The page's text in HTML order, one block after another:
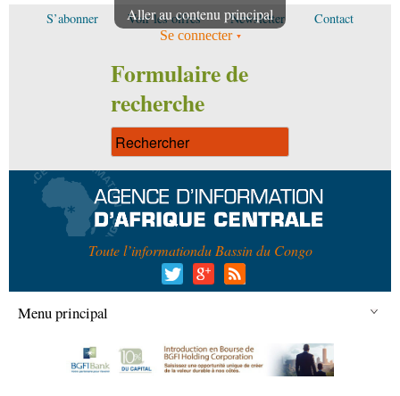
Aller au contenu principal
S’abonner Voir les offres Newsletter Contact
Se connecter
Formulaire de
recherche
Toute l’informationdu Bassin du Congo
Menu principal